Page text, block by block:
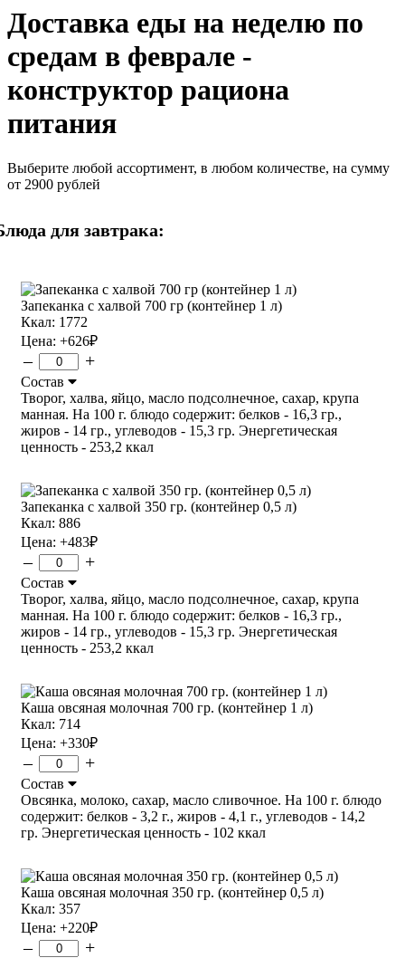
Доставка еды на неделю по
средам в феврале -
конструктор рациона
питания
Выберите любой ассортимент, в любом количестве, на сумму
от 2900 рублей
для завтрака:
Запеканка с халвой 700 гр (контейнер 1 л)
Ккал: 1772
Цена: +626₽
– +
Состав
Творог, халва, яйцо, масло подсолнечное, сахар, крупа
манная. На 100 г. блюдо содержит: белков - 16,3 гр.,
жиров - 14 гр., углеводов - 15,3 гр. Энергетическая
ценность - 253,2 ккал
Запеканка с халвой 350 гр. (контейнер 0,5 л)
Ккал: 886
Цена: +483₽
– +
Состав
Творог, халва, яйцо, масло подсолнечное, сахар, крупа
манная. На 100 г. блюдо содержит: белков - 16,3 гр.,
жиров - 14 гр., углеводов - 15,3 гр. Энергетическая
ценность - 253,2 ккал
Каша овсяная молочная 700 гр. (контейнер 1 л)
Ккал: 714
Цена: +330₽
– +
Состав
Овсянка, молоко, сахар, масло сливочное. На 100 г. блюдо
содержит: белков - 3,2 г., жиров - 4,1 г., углеводов - 14,2
гр. Энергетическая ценность - 102 ккал
Каша овсяная молочная 350 гр. (контейнер 0,5 л)
Ккал: 357
Цена: +220₽
– +